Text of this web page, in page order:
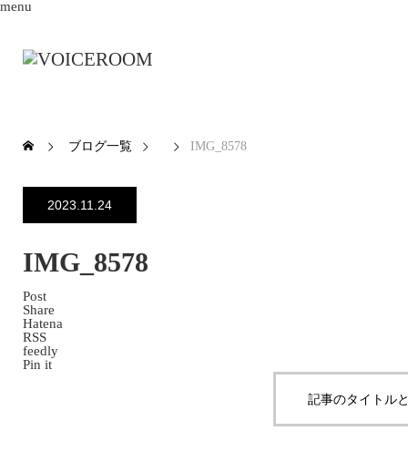
menu
ブログ一覧 IMG_8578
2023.11.24
IMG_8578
Post
Share
Hatena
RSS
feedly
Pin it
記事のタイトル